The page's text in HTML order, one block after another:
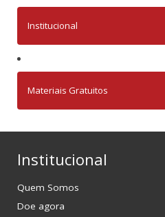
Institucional
Materiais Gratuitos
Institucional
Quem Somos
Doe agora